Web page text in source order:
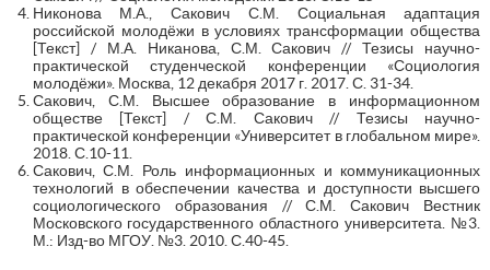
Никонова М.А., Сакович С.М. Социальная адаптация
российской молодёжи в условиях трансформации общества
[Текст] / М.А. Никанова, С.М. Сакович // Тезисы научно-
практической студенческой конференции «Социология
молодёжи». Москва, 12 декабря 2017 г. 2017. С. 31-34.
Сакович, С.М. Высшее образование в информационном
обществе [Текст] / С.М. Сакович // Тезисы научно-
практической конференции «Университет в глобальном мире».
2018. С.10-11.
Сакович, С.М. Роль информационных и коммуникационных
технологий в обеспечении качества и доступности высшего
социологического образования // С.М. Сакович Вестник
Московского государственного областного университета. №3.
М.: Изд-во МГОУ. №3. 2010. С.40-45.